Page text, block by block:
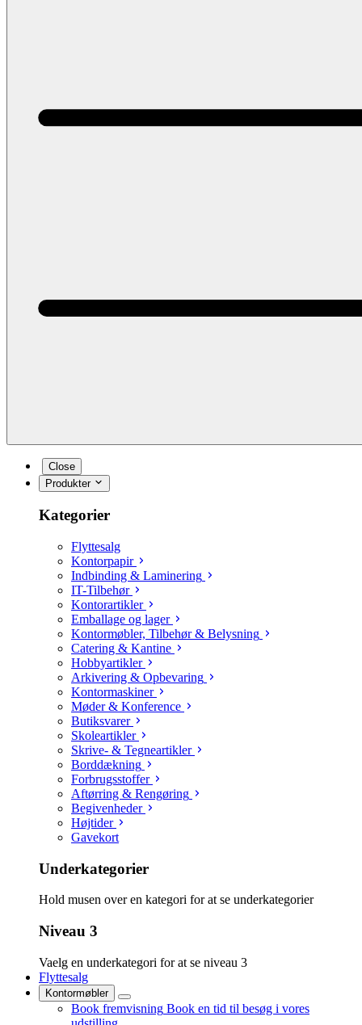
Close
Produkter
Kategorier
Flyttesalg
Kontorpapir
Indbinding & Laminering
IT-Tilbehør
Kontorartikler
Emballage og lager
Kontormøbler, Tilbehør & Belysning
Catering & Kantine
Hobbyartikler
Arkivering & Opbevaring
Kontormaskiner
Møder & Konference
Butiksvarer
Skoleartikler
Skrive- & Tegneartikler
Borddækning
Forbrugsstoffer
Aftørring & Rengøring
Begivenheder
Højtider
Gavekort
Underkategorier
Hold musen over en kategori for at se underkategorier
Niveau 3
Vaelg en underkategori for at se niveau 3
Flyttesalg
Kontormøbler
Book fremvisning Book en tid til besøg i vores